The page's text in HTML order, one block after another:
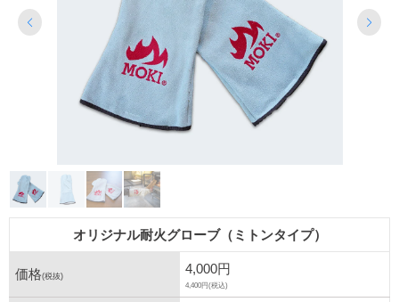
オリジナル耐火グローブ（ミトンタイプ）
価格(税抜) 4,000円
4,400円(税込)